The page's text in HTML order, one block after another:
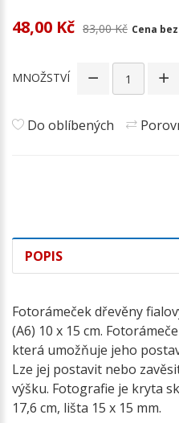
48,00 Kč 83,00 Kč Cena
MNOŽSTVÍ
Do oblíbených
POPIS
Fotorámeček dřevěny
(A6) 10 x 15 cm.
která umožňuje jeho
Lze jej postavit nebo
výšku. Fotografie je kryta
17,6 cm, lišta 15 x 15 mm.